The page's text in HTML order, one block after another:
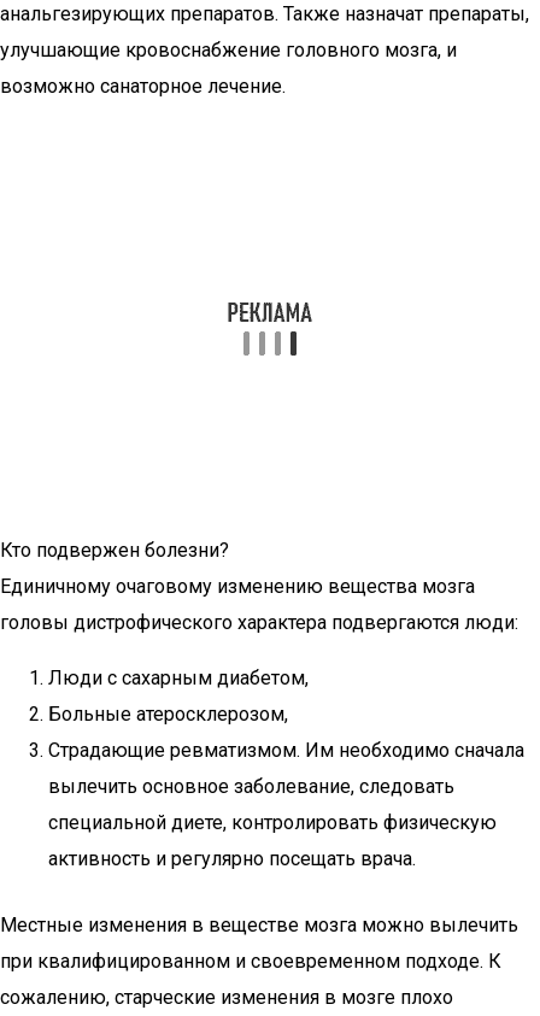
анальгезирующих препаратов. Также назначат препараты,
улучшающие кровоснабжение головного мозга, и
возможно санаторное лечение.
Кто подвержен болезни?
Единичному очаговому изменению вещества мозга
головы дистрофического характера подвергаются люди:
Люди с сахарным диабетом,
Больные атеросклерозом,
Страдающие ревматизмом. Им необходимо сначала
вылечить основное заболевание, следовать
специальной диете, контролировать физическую
активность и регулярно посещать врача.
Местные изменения в веществе мозга можно вылечить
при квалифицированном и своевременном подходе. К
сожалению, старческие изменения в мозге плохо